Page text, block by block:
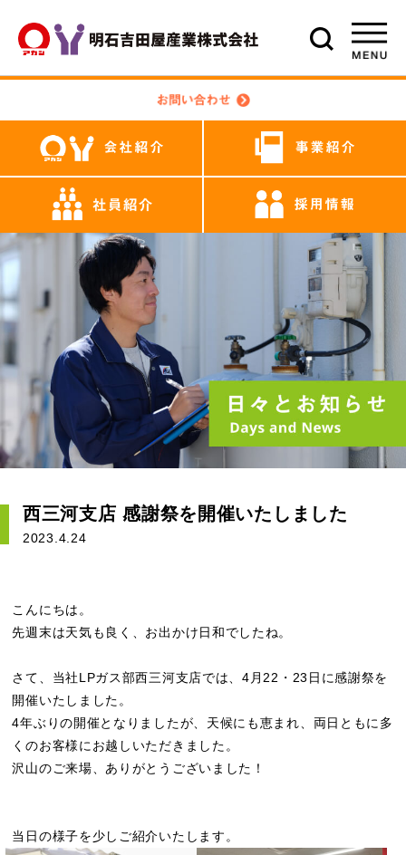
西三河支店 感謝祭を開催いたしました
2023.4.24
こんにちは。
先週末は天気も良く、お出かけ日和でしたね。
さて、当社LPガス部西三河支店では、4月22・23日に感謝祭を
開催いたしました。
4年ぶりの開催となりましたが、天候にも恵まれ、両日ともに多
くのお客様にお越しいただきました。
沢山のご来場、ありがとうございました！
当日の様子を少しご紹介いたします。